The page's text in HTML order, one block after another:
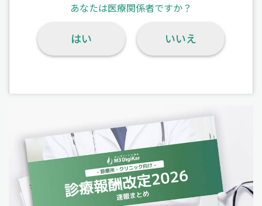
あなたは医療関係者ですか？
はい いいえ